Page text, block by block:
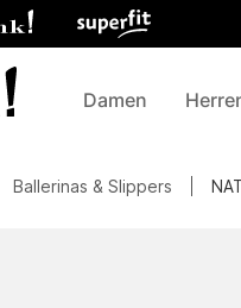
Damen
Ballerinas & Slippers